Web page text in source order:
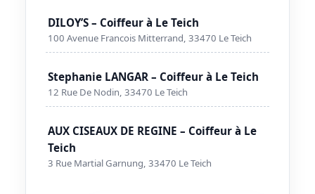
DILOY’S – Coiffeur à Le Teich
100 Avenue Francois Mitterrand, 33470 Le Teich
Stephanie LANGAR – Coiffeur à Le Teich
12 Rue De Nodin, 33470 Le Teich
AUX CISEAUX DE REGINE – Coiffeur à Le
Teich
3 Rue Martial Garnung, 33470 Le Teich